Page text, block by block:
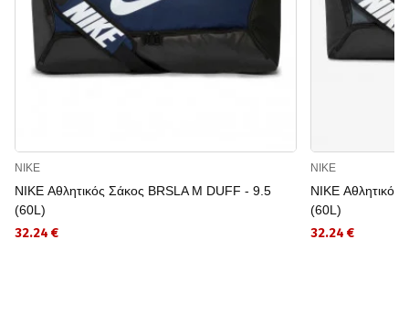
NIKE
NIKE Αθλητικός Σάκος BRSLA M DUFF - 9.5
(60L)
32.24 €
NIKE
NIKE
(60L)
32.24 €